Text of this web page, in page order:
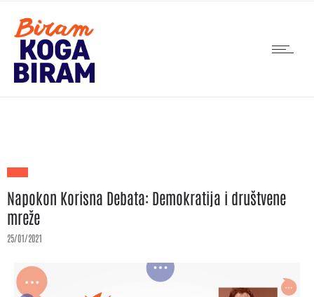
Napokon Korisna Debata: Demokratija i društvene
mreže
25/01/2021